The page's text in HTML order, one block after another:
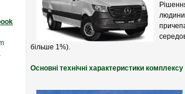
більше 1%).
Основні технічні характеристики комплексу